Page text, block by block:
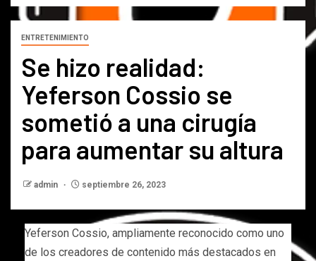
ENTRETENIMIENTO
Se hizo realidad:
Yeferson Cossio se
sometió a una cirugía
para aumentar su altura
admin septiembre 26, 2023
Yeferson Cossio, ampliamente reconocido como uno
de los creadores de contenido más destacados en